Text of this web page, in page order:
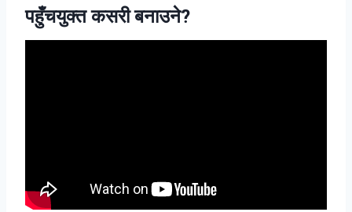
पहुँचयुक्त कसरी बनाउने?